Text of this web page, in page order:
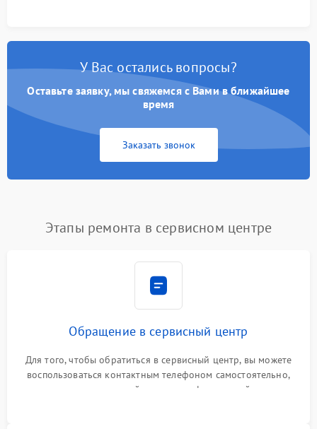
У Вас остались вопросы?
Оставьте заявку, мы свяжемся с Вами в ближайшее
время
Заказать звонок
Этапы ремонта в сервисном центре
Обращение в сервисный центр
Для того, чтобы обратиться в сервисный центр, вы можете
воспользоваться контактным телефоном самостоятельно,
или оставить свой номер телефона на сайте